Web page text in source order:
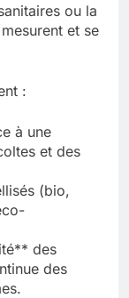
ou la
et se
:
à une
et des
(bio,
des
des